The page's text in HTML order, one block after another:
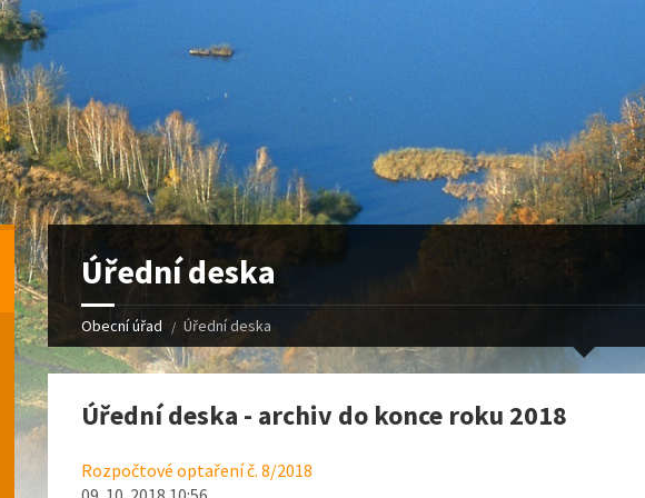
Úřední deska
Obecní úřad Úřední deska
Úřední deska - archiv do konce roku 2018
Rozpočtové optaření č. 8/2018